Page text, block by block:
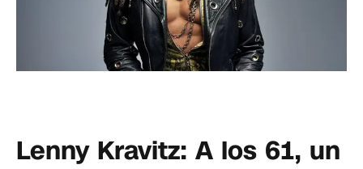
Lenny Kravitz: A los 61, un